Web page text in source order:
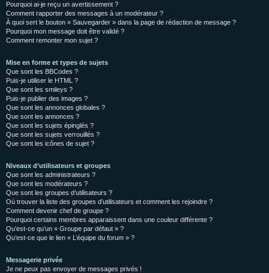
Pourquoi ai-je reçu un avertissement ?
Comment rapporter des messages à un modérateur ?
À quoi sert le bouton « Sauvegarder » dans la page de rédaction de message ?
Pourquoi mon message doit être validé ?
Comment remonter mon sujet ?
Mise en forme et types de sujets
Que sont les BBCodes ?
Puis-je utiliser le HTML ?
Que sont les smileys ?
Puis-je publier des images ?
Que sont les annonces globales ?
Que sont les annonces ?
Que sont les sujets épinglés ?
Que sont les sujets verrouillés ?
Que sont les icônes de sujet ?
Niveaux d’utilisateurs et groupes
Que sont les administrateurs ?
Que sont les modérateurs ?
Que sont les groupes d’utilisateurs ?
Où trouver la liste des groupes d’utilisateurs et comment les rejoindre ?
Comment devenir chef de groupe ?
Pourquoi certains membres apparaissent dans une couleur différente ?
Qu’est-ce qu’un « Groupe par défaut » ?
Qu’est-ce que le lien « L’équipe du forum » ?
Messagerie privée
Je ne peux pas envoyer de messages privés !